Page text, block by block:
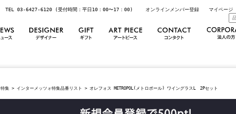
TEL 03-6427-6120 (受付時間：平日10：00〜17：00) オンラインメンバー登録 マイページ
特集 > インターメッツォ特集品番リスト > オレフォス METROPOL(メトロポール) ワイングラスL 2Pセット